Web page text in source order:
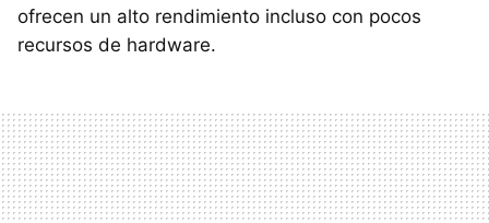
ofrecen un alto rendimiento incluso con pocos
recursos de hardware.